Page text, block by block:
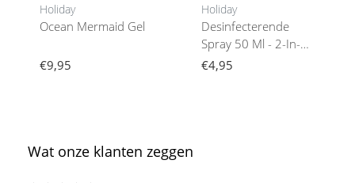
Holiday
Ocean Mermaid Gel
€9,95
Holiday
Desinfecterende
Spray 50 Ml - 2-In-1:
Desinfectie En
€4,95
Wat onze klanten zeggen